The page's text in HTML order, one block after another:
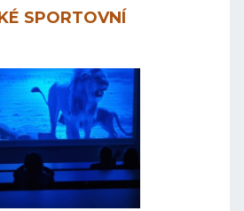
SPORTOVNÍ